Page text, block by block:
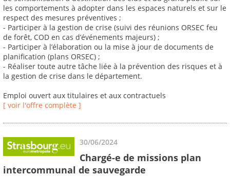
les comportements à adopter dans les espaces naturels et sur le
respect des mesures préventives ;
- Participer à la gestion de crise (suivi des réunions ORSEC feu
de forêt, COD en cas d’événements majeurs) ;
- Participer à l’élaboration ou la mise à jour de documents de
planification (plans ORSEC) ;
- Réaliser toute autre tâche liée à la prévention des risques et à
la gestion de crise dans le département.
Emploi ouvert aux titulaires et aux contractuels
[ voir l'offre complète ]
30/06/2024
Chargé-e de missions plan
intercommunal de sauvegarde